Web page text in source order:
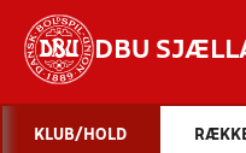
DBU
KLUB/HOLD